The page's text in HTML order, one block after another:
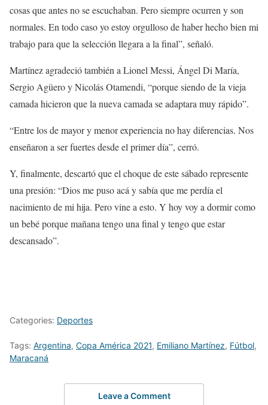
cosas que antes no se escuchaban. Pero siempre ocurren y son
normales. En todo caso yo estoy orgulloso de haber hecho bien mi
trabajo para que la selección llegara a la final”, señaló.
Martínez agradeció también a Lionel Messi, Ángel Di María,
Sergio Agüero y Nicolás Otamendi, “porque siendo de la vieja
camada hicieron que la nueva camada se adaptara muy rápido”.
“Entre los de mayor y menor experiencia no hay diferencias. Nos
enseñaron a ser fuertes desde el primer día”, cerró.
Y, finalmente, descartó que el choque de este sábado represente
una presión: “Dios me puso acá y sabía que me perdía el
nacimiento de mi hija. Pero vine a esto. Y hoy voy a dormir como
un bebé porque mañana tengo una final y tengo que estar
descansado”.
Categories: Deportes
Tags: Argentina, Copa América 2021, Emiliano Martínez, Fútbol,
Maracaná
Leave a Comment